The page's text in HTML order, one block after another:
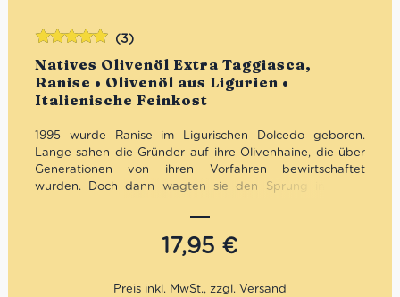
Natives Olivenöl Extra Taggiasca,
Ranise • Olivenöl aus Ligurien •
Italienische Feinkost
(3)
1995 wurde Ranise im Ligurischen Dolcedo geboren.
Lange sahen die Gründer auf ihre Olivenhaine, die über
Generationen von ihren Vorfahren bewirtschaftet
wurden. Doch dann wagten sie den Sprung ins kalte
Pressung bis zur Verpackung machten die mutigen
Gründer von Ranise alles selbst. Die Mühe und
Leidenschaft zahlten sich aus. In Imperia öffnete Ranise
in Chiusanico. Das Sortiment erweiterte sich auf
17,95 €
Bewertet
mit5.00von
5